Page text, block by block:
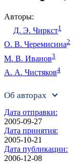
Авторы:
Д. Э. Чиркст1
О. В. Черемисина2
М. В. Иванов3
А. А. Чистяков4
Об авторах
Дата отправки:
2005-09-27
Дата принятия:
2005-10-21
Дата публикации:
2006-12-08